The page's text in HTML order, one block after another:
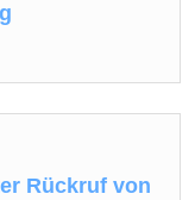
Rückruf von